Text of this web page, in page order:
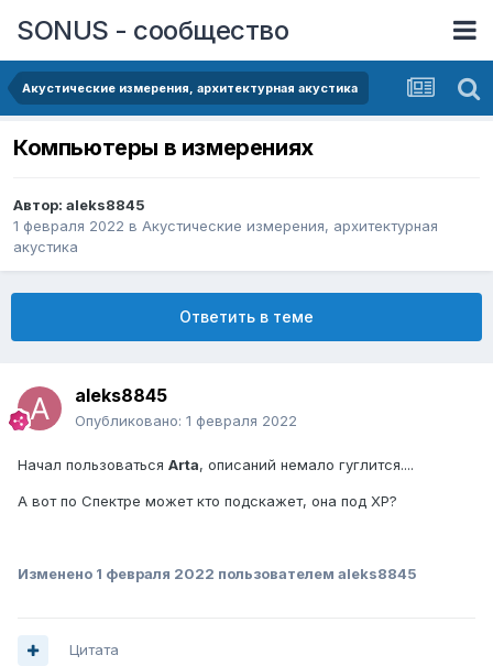
SONUS - сообщество
Акустические измерения, архитектурная акустика
Компьютеры в измерениях
Автор: aleks8845
1 февраля 2022 в Акустические измерения, архитектурная
акустика
Ответить в теме
aleks8845
Опубликовано: 1 февраля 2022
Начал пользоваться Arta, описаний немало гуглится....
А вот по Спектре может кто подскажет, она под ХР?
Изменено 1 февраля 2022 пользователем aleks8845
Цитата